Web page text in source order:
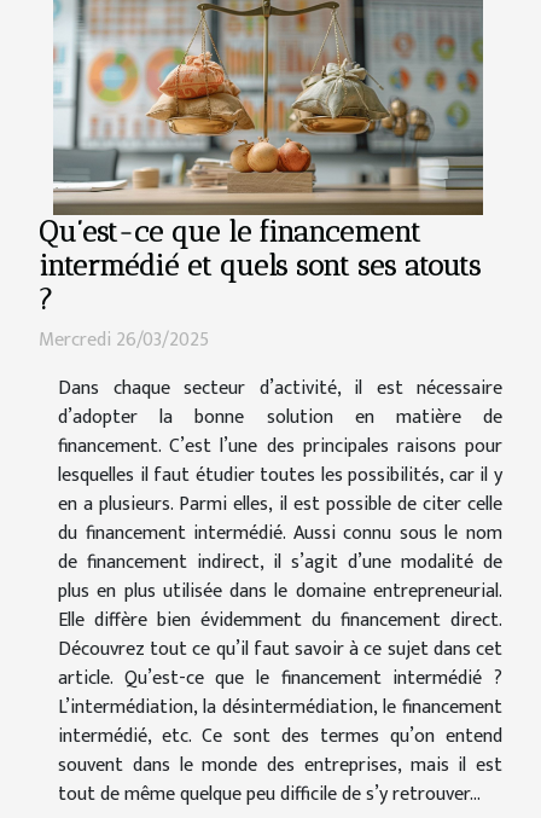
Qu’est-ce que le financement
intermédié et quels sont ses atouts
?
Mercredi 26/03/2025
Dans chaque secteur d’activité, il est nécessaire
d’adopter la bonne solution en matière de
financement. C’est l’une des principales raisons pour
lesquelles il faut étudier toutes les possibilités, car il y
en a plusieurs. Parmi elles, il est possible de citer celle
du financement intermédié. Aussi connu sous le nom
de financement indirect, il s’agit d’une modalité de
plus en plus utilisée dans le domaine entrepreneurial.
Elle diffère bien évidemment du financement direct.
Découvrez tout ce qu’il faut savoir à ce sujet dans cet
article. Qu’est-ce que le financement intermédié ?
L’intermédiation, la désintermédiation, le financement
intermédié, etc. Ce sont des termes qu’on entend
souvent dans le monde des entreprises, mais il est
tout de même quelque peu difficile de s’y retrouver...